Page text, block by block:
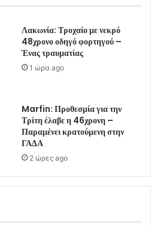
Λακωνία: Τροχαίο με νεκρό
48χρονο οδηγό φορτηγού –
Ένας τραυματίας
1 ώρα ago
Marfin: Προθεσμία για την
Τρίτη έλαβε η 46χρονη –
Παραμένει κρατούμενη στην
ΓΑΔΑ
2 ώρες ago